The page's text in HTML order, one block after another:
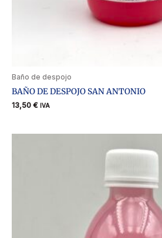
Baño de despojo
BAÑO DE DESPOJO SAN ANTONIO
13,50 € IVA